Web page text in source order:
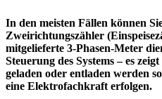
In den meisten Fällen können
Zweirichtungszähler
mitgelieferte 3-Phasen-Meter
Steuerung des Systems – es
geladen oder entladen werden
eine Elektrofachkraft erfolgen.